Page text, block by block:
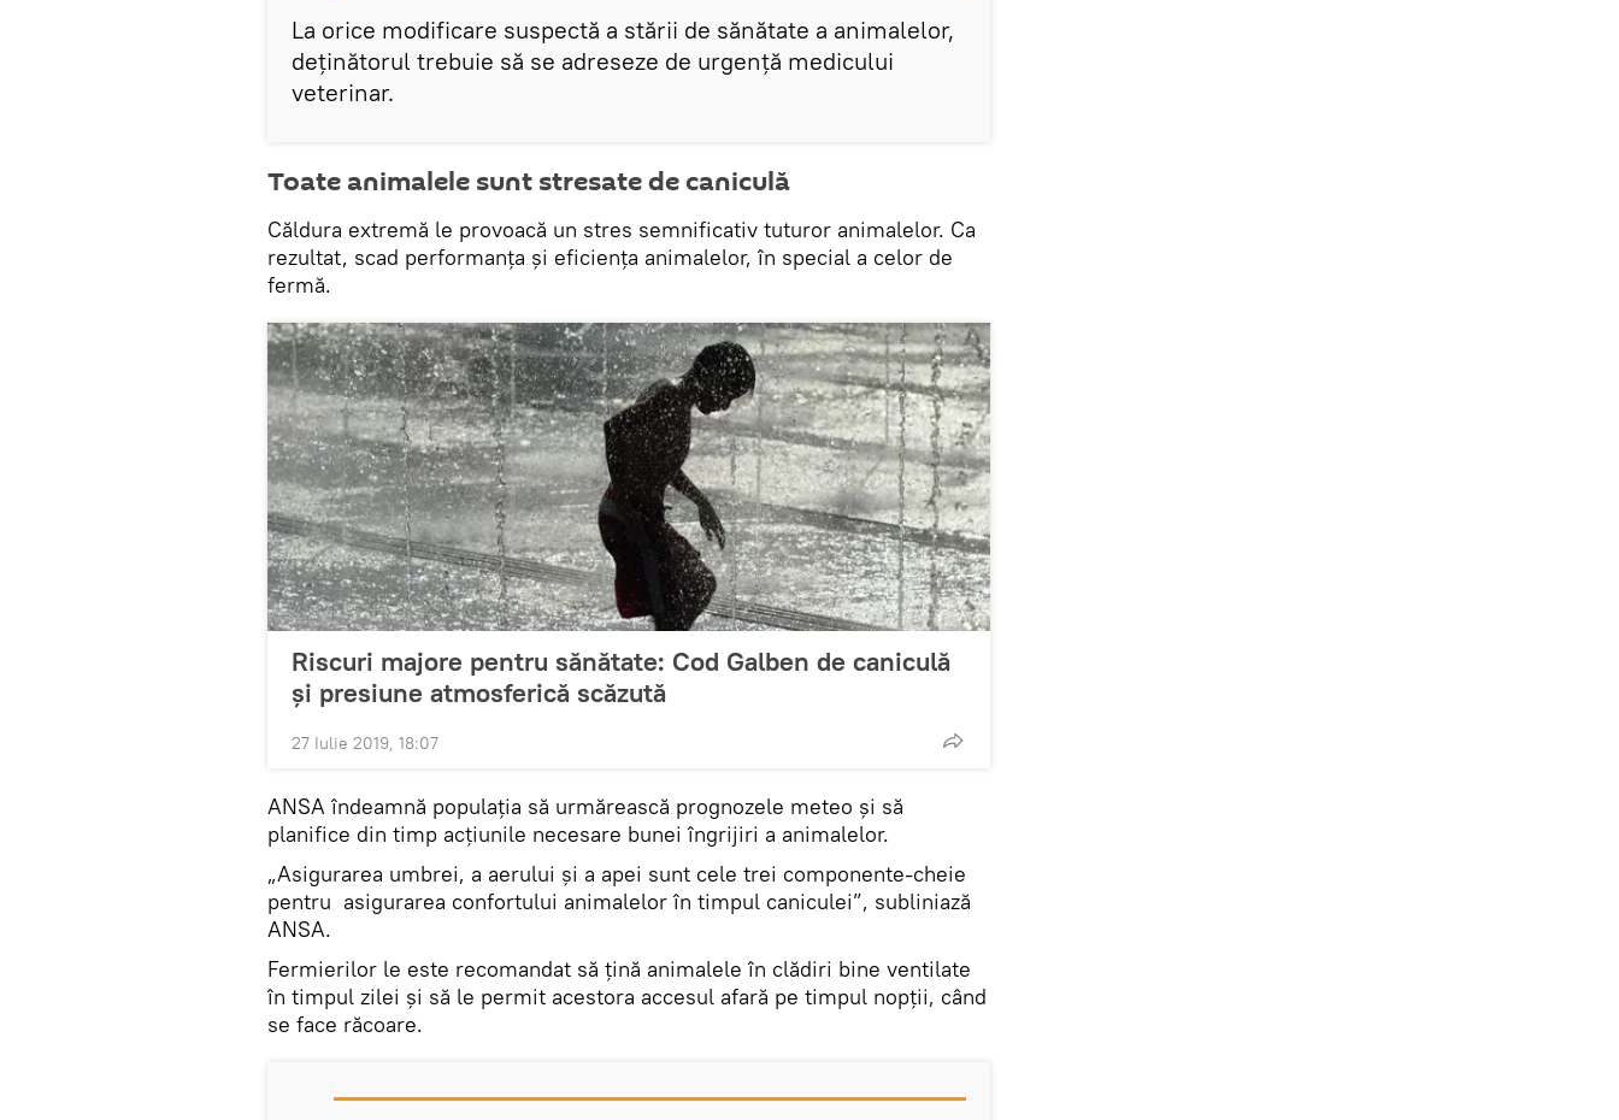
La orice modificare suspectă a stării de sănătate a animalelor,
deținătorul trebuie să se adreseze de urgență medicului
veterinar.
Toate animalele sunt stresate de caniculă
Căldura extremă le provoacă un stres semnificativ tuturor animalelor. Ca
rezultat, scad performanța și eficiența animalelor, în special a celor de
fermă.
Riscuri majore pentru sănătate: Cod Galben de caniculă
și presiune atmosferică scăzută
27 Iulie 2019, 18:07
ANSA îndeamnă populația să urmărească prognozele meteo și să
planifice din timp acțiunile necesare bunei îngrijiri a animalelor.
„Asigurarea umbrei, a aerului și a apei sunt cele trei componente-cheie
pentru asigurarea confortului animalelor în timpul caniculei”, subliniază
ANSA.
Fermierilor le este recomandat să țină animalele în clădiri bine ventilate
în timpul zilei și să le permit acestora accesul afară pe timpul nopții, când
se face răcoare.